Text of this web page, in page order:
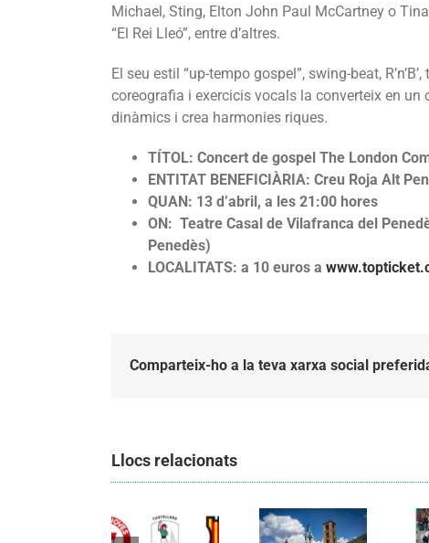
Michael, Sting, Elton John Paul McCartney o
“El Rei Lleó”, entre d’altres.
El seu estil “up-tempo gospel”, swing-beat,
coreografia i exercicis vocals la converteix en
dinàmics i crea harmonies riques.
TÍTOL: Concert de gospel The London
ENTITAT BENEFICIÀRIA: Creu Roja Alt
QUAN: 13 d’abril, a les 21:00 hores
ON: Teatre Casal de Vilafranca del
Penedès)
LOCALITATS: a 10 euros a
Comparteix-ho a la teva xarxa social
Llocs relacionats
Els
Vilafranca
Vilafranca
organitzen